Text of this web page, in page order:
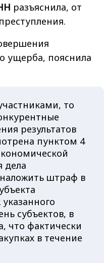
разъяснила, от
ущерба, пояснила
то
результатов
пунктом 4
дела
штраф в
субъектов, в
что фактически
в течение